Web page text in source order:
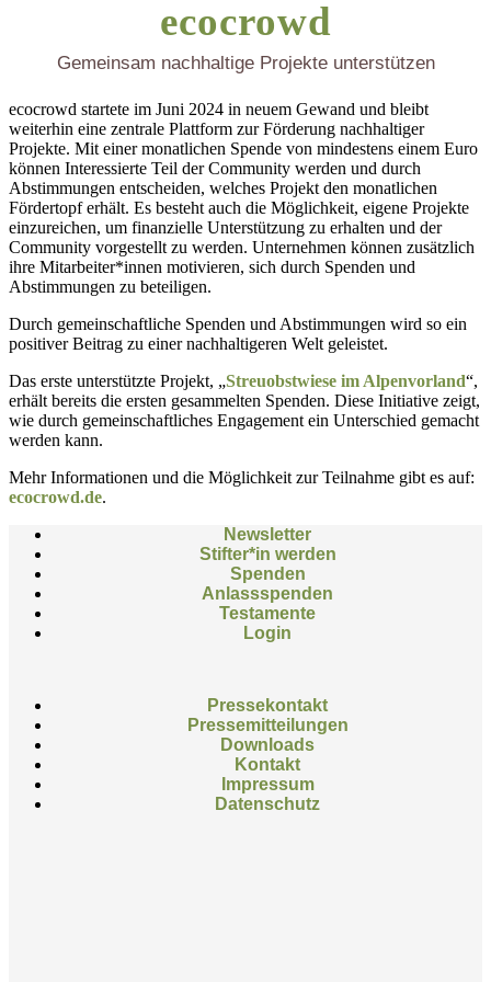
ecocrowd
Gemeinsam nachhaltige Projekte unterstützen
ecocrowd startete im Juni 2024 in neuem Gewand und bleibt
weiterhin eine zentrale Plattform zur Förderung nachhaltiger
Projekte. Mit einer monatlichen Spende von mindestens einem Euro
können Interessierte Teil der Community werden und durch
Abstimmungen entscheiden, welches Projekt den monatlichen
Fördertopf erhält. Es besteht auch die Möglichkeit, eigene Projekte
einzureichen, um finanzielle Unterstützung zu erhalten und der
Community vorgestellt zu werden. Unternehmen können zusätzlich
ihre Mitarbeiter*innen motivieren, sich durch Spenden und
Abstimmungen zu beteiligen.
Durch gemeinschaftliche Spenden und Abstimmungen wird so ein
positiver Beitrag zu einer nachhaltigeren Welt geleistet.
Das erste unterstützte Projekt, „Streuobstwiese im Alpenvorland“,
erhält bereits die ersten gesammelten Spenden. Diese Initiative zeigt,
wie durch gemeinschaftliches Engagement ein Unterschied gemacht
werden kann.
Mehr Informationen und die Möglichkeit zur Teilnahme gibt es auf:
ecocrowd.de.
Newsletter
Stifter*in werden
Spenden
Anlassspenden
Testamente
Login
Pressekontakt
Pressemitteilungen
Downloads
Kontakt
Impressum
Datenschutz